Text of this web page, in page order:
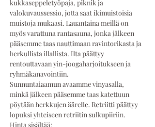
kukkaseppeletyöpaja, piknik ja
valokuvaussessio, jotta saat ikimuistoisia
muistoja mukaasi. Lauantaina meillä on
myös varattuna rantasauna, jonka jälkeen
pääsemme taas nauttimaan ravintorikasta ja
herkullista illallista. Ilta päättyy
rentouttavaan yin-joogaharjoitukseen ja
ryhmäkanavointiin.
Sunnuntaiaamun avaamme vinyasalla,
minkä jälkeen pääsemme taas katettuun
pöytään herkkujen äärelle. Retriitti päättyy
lopuksi yhteiseen retriitin sulkupiiriin.
Hinta sisältää: